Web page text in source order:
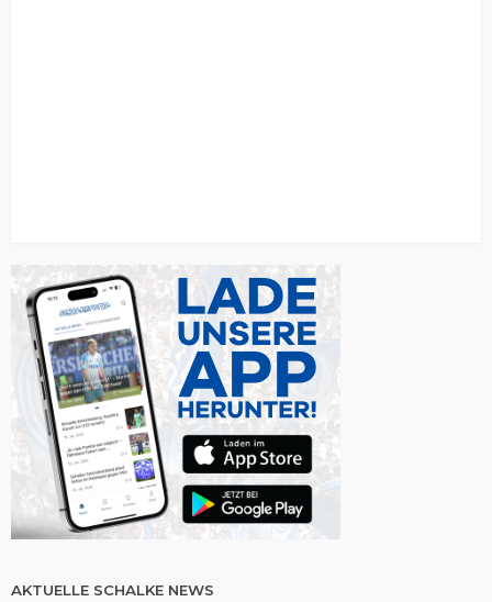
AKTUELLE SCHALKE NEWS